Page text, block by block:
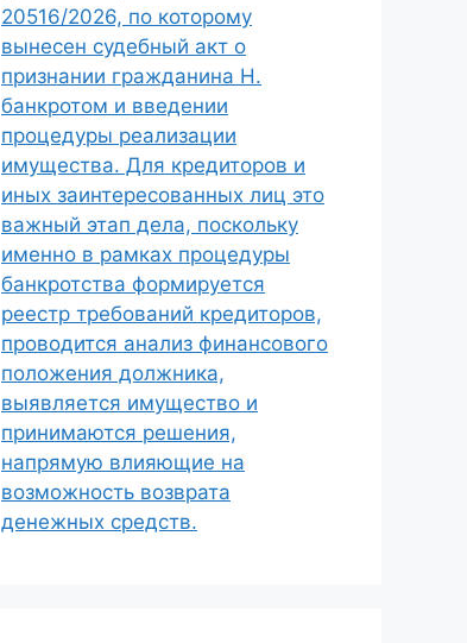
20516/2026, по которому
вынесен судебный акт о
признании гражданина Н.
банкротом и введении
процедуры реализации
имущества. Для кредиторов и
иных заинтересованных лиц это
важный этап дела, поскольку
именно в рамках процедуры
банкротства формируется
реестр требований кредиторов,
проводится анализ финансового
положения должника,
выявляется имущество и
принимаются решения,
напрямую влияющие на
возможность возврата
денежных средств.